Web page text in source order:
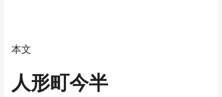
本文
人形町今半